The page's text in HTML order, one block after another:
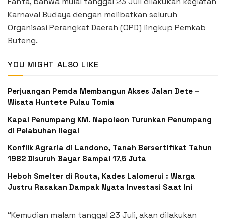
Karnaval Budaya dengan melibatkan seluruh
Organisasi Perangkat Daerah (OPD) lingkup Pemkab
Buteng.
YOU MIGHT ALSO LIKE
Perjuangan Pemda Membangun Akses Jalan Dete –
Wisata Huntete Pulau Tomia
Kapal Penumpang KM. Napoleon Turunkan Penumpang
di Pelabuhan Ilegal
Konflik Agraria di Landono, Tanah Bersertifikat Tahun
1982 Disuruh Bayar Sampai 17,5 Juta
Heboh Smelter di Routa, Kades Lalomerui : Warga
Justru Rasakan Dampak Nyata Investasi Saat Ini
“Kemudian malam tanggal 23 Juli, akan dilakukan